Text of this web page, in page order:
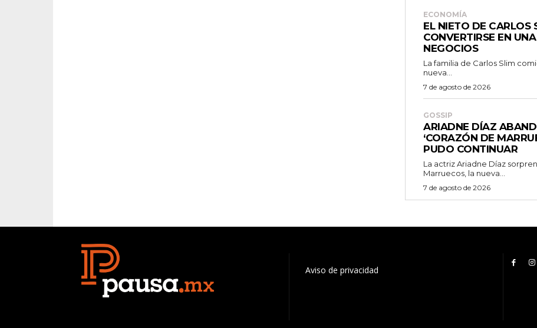
ECONOMÍA
EL NIETO DE CARLOS
CONVERTIRSE EN
NEGOCIOS
La familia de Carlos Slim
nueva...
7 de agosto de 2026
GOSSIP
ARIADNE DÍAZ
‘CORAZÓN DE
PUDO CONTINUAR
La actriz Ariadne Díaz
Marruecos, la nueva...
7 de agosto de 2026
Aviso de privacidad